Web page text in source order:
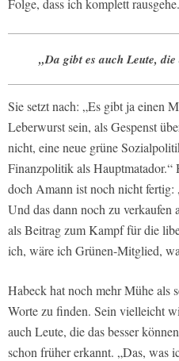
„Da gibt es auch Leute,
Sie setzt nach: „Es gibt ja einen
Leberwurst sein, als Gespenst
nicht, eine neue grüne
Finanzpolitik als
doch Amann ist noch nicht fertig:
Und das dann noch zu verkaufen
als Beitrag zum Kampf für die
ich, wäre ich Grünen-Mitglied,
Habeck hat noch mehr Mühe als
Worte zu finden. Sein vielleicht
auch Leute, die das besser
schon früher erkannt. „Das, was